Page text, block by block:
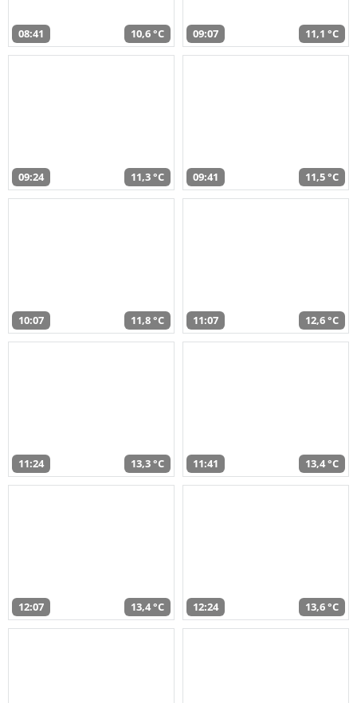
08:41 10,6 °C 09:07 11,1 °C
09:24 11,3 °C 09:41 11,5 °C
10:07 11,8 °C 11:07 12,6 °C
11:24 13,3 °C 11:41 13,4 °C
12:07 13,4 °C 12:24 13,6 °C